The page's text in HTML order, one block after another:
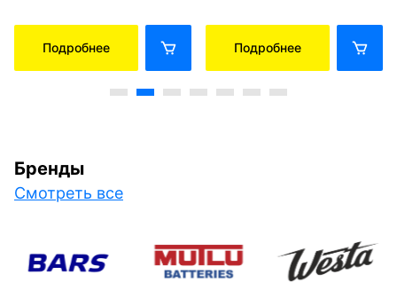
Подробнее Подробнее
Бренды
Смотреть все